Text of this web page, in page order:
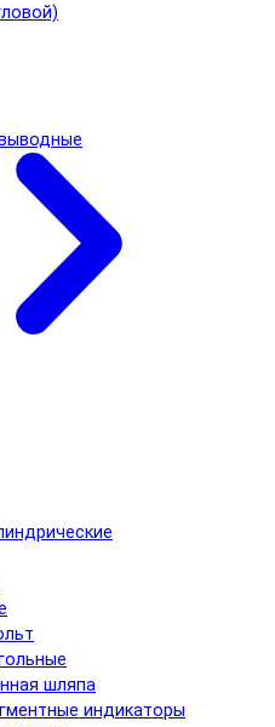
шляпа
индикаторы